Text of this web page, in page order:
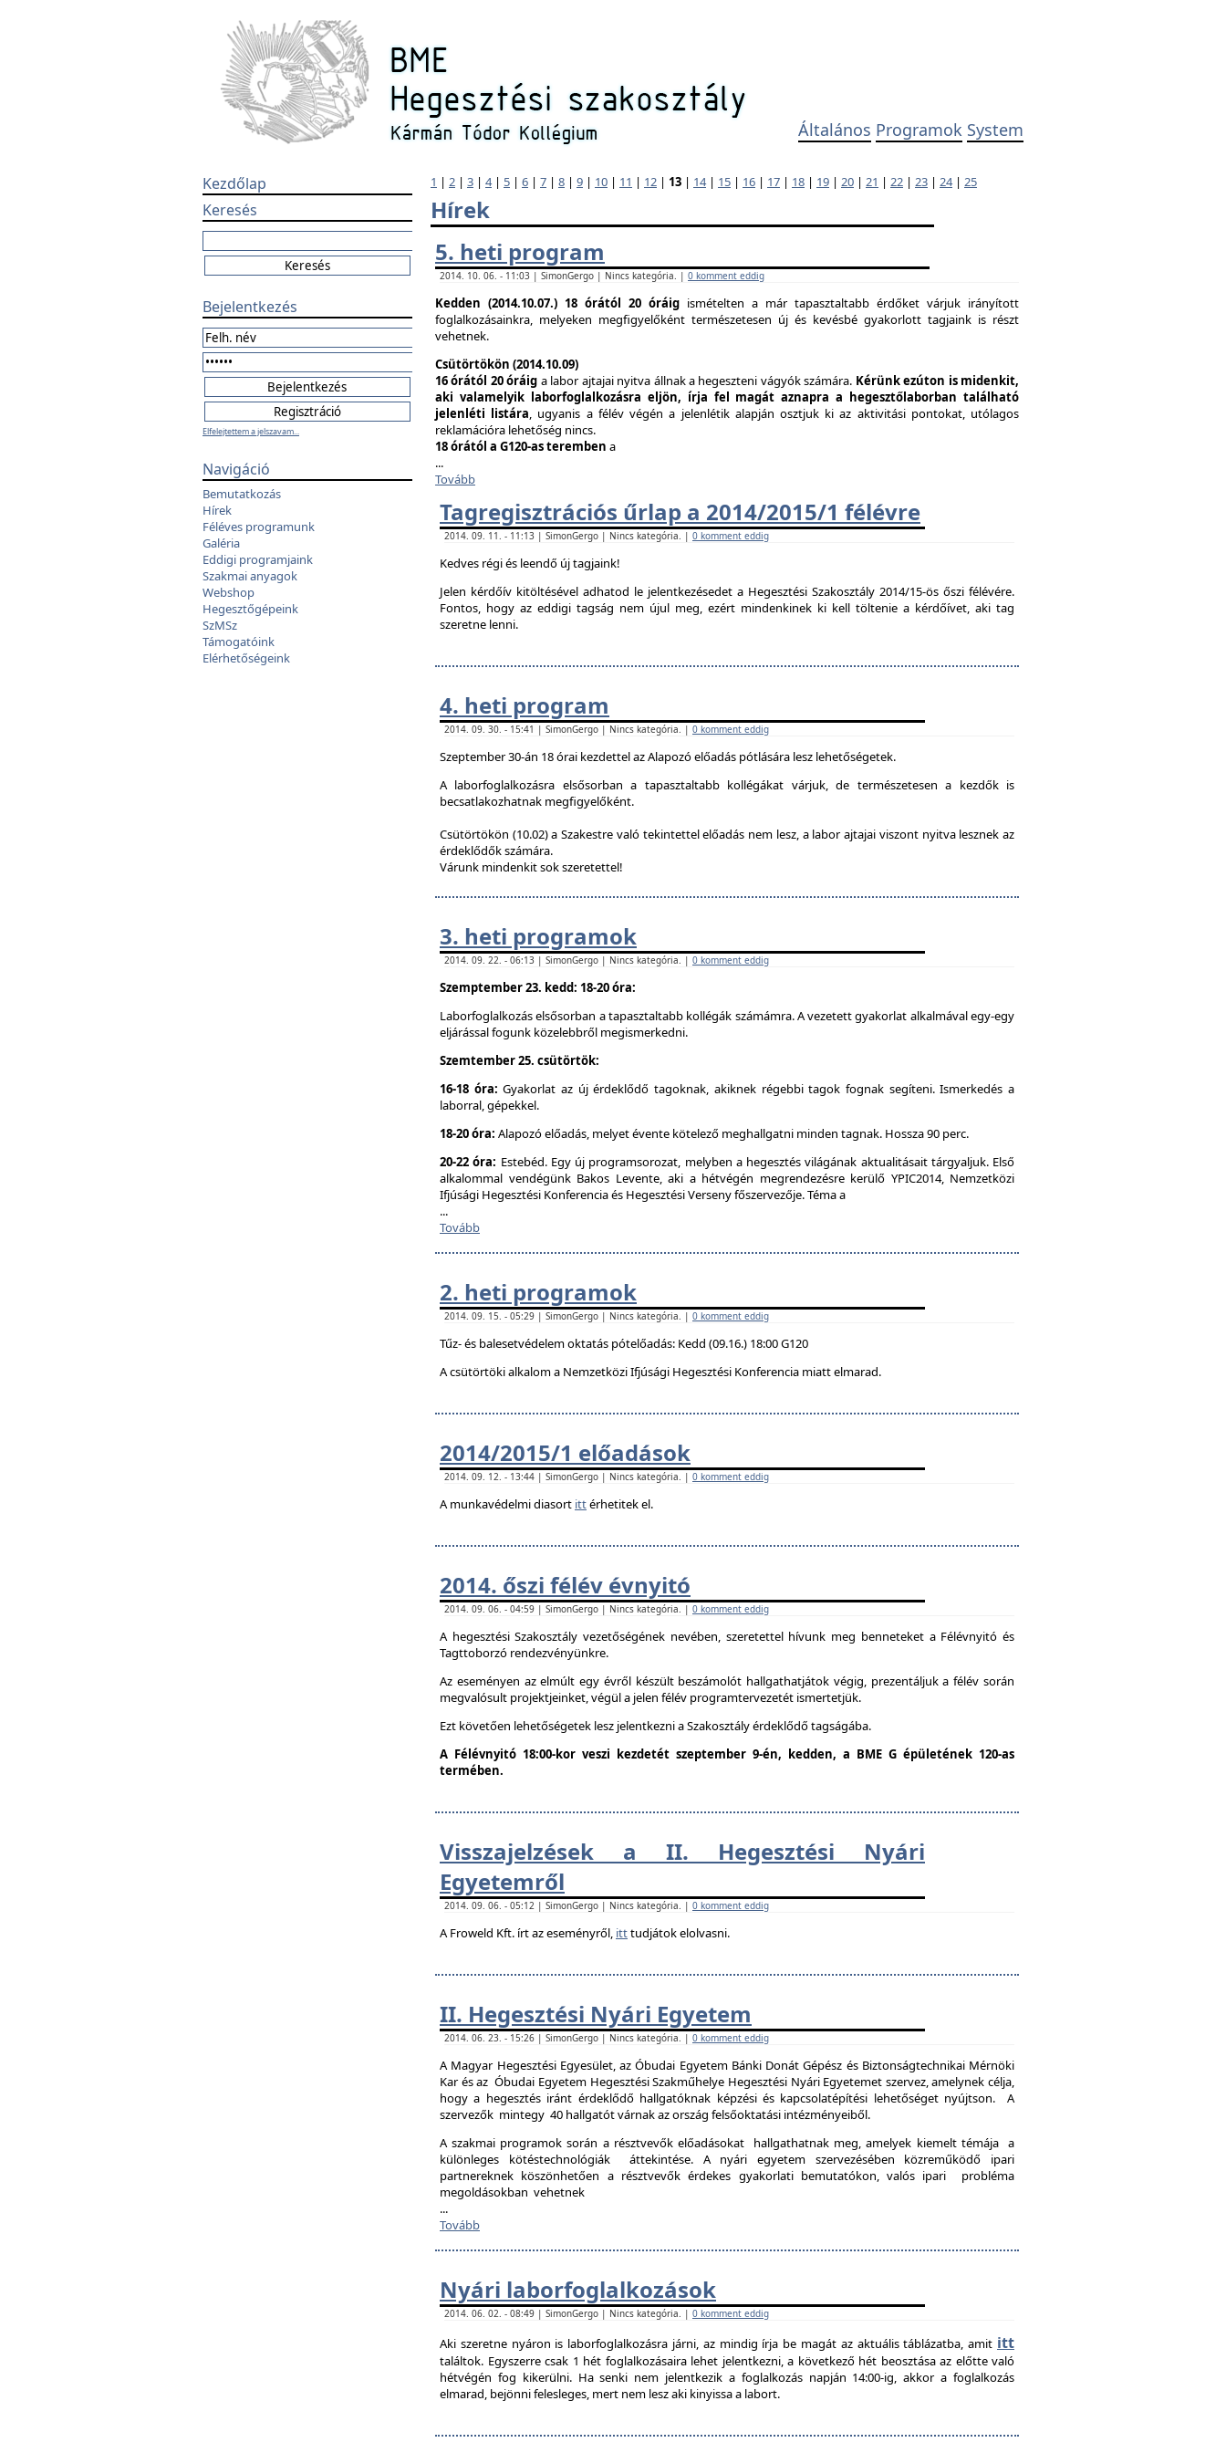
Általános Programok System
Kezdőlap
Keresés
Bejelentkezés
Elfelejtettem a jelszavam...
Navigáció
Bemutatkozás
Hírek
Féléves programunk
Galéria
Eddigi programjaink
Szakmai anyagok
Webshop
Hegesztőgépeink
SzMSz
Támogatóink
Elérhetőségeink
1 | 2 | 3 | 4| 5 | 6 | 7 | 8 | 9 | 10 | 11 | 12 | 13 | 14| 15 | 16 | 17 | 18 | 19 | 20 | 21 | 22 | 23 | 24| 25
Hírek
5. heti program
2014. 10. 06. - 11:03 | SimonGergo | Nincs kategória. | 0 komment eddig
Kedden (2014.10.07.) 18 órától 20 óráig ismételten a már tapasztaltabb érdőket várjuk irányított
foglalkozásainkra, melyeken megfigyelőként természetesen új és kevésbé gyakorlott tagjaink is részt
vehetnek.
Csütörtökön (2014.10.09)
16 órától 20 óráig a labor ajtajai nyitva állnak a hegeszteni vágyók számára. Kérünk ezúton is midenkit,
aki valamelyik laborfoglalkozásra eljön, írja fel magát aznapra a hegesztőlaborban található
jelenléti listára, ugyanis a félév végén a jelenlétik alapján osztjuk ki az aktivitási pontokat, utólagos
reklamációra lehetőség nincs.
18 órától a G120-as teremben a
...
Tovább
Tagregisztrációs űrlap a 2014/2015/1 félévre
2014. 09. 11. - 11:13 | SimonGergo | Nincs kategória. | 0 komment eddig
Kedves régi és leendő új tagjaink!
Jelen kérdőív kitöltésével adhatod le jelentkezésedet a Hegesztési Szakosztály 2014/15-ös őszi félévére.
Fontos, hogy az eddigi tagság nem újul meg, ezért mindenkinek ki kell töltenie a kérdőívet, aki tag
szeretne lenni.
4. heti program
2014. 09. 30. - 15:41 | SimonGergo | Nincs kategória. | 0 komment eddig
Szeptember 30-án 18 órai kezdettel az Alapozó előadás pótlására lesz lehetőségetek.
A laborfoglalkozásra elsősorban a tapasztaltabb kollégákat várjuk, de természetesen a kezdők is
becsatlakozhatnak megfigyelőként.
Csütörtökön (10.02) a Szakestre való tekintettel előadás nem lesz, a labor ajtajai viszont nyitva lesznek az
érdeklődők számára.
Várunk mindenkit sok szeretettel!
3. heti programok
2014. 09. 22. - 06:13 | SimonGergo | Nincs kategória. | 0 komment eddig
Szemptember 23. kedd: 18-20 óra:
Laborfoglalkozás elsősorban a tapasztaltabb kollégák számámra. A vezetett gyakorlat alkalmával egy-egy
eljárással fogunk közelebbről megismerkedni.
Szemtember 25. csütörtök:
16-18 óra: Gyakorlat az új érdeklődő tagoknak, akiknek régebbi tagok fognak segíteni. Ismerkedés a
laborral, gépekkel.
18-20 óra: Alapozó előadás, melyet évente kötelező meghallgatni minden tagnak. Hossza 90 perc.
20-22 óra: Estebéd. Egy új programsorozat, melyben a hegesztés világának aktualitásait tárgyaljuk. Első
alkalommal vendégünk Bakos Levente, aki a hétvégén megrendezésre kerülő YPIC2014, Nemzetközi
Ifjúsági Hegesztési Konferencia és Hegesztési Verseny főszervezője. Téma a
...
Tovább
2. heti programok
2014. 09. 15. - 05:29 | SimonGergo | Nincs kategória. | 0 komment eddig
Tűz- és balesetvédelem oktatás pótelőadás: Kedd (09.16.) 18:00 G120
A csütörtöki alkalom a Nemzetközi Ifjúsági Hegesztési Konferencia miatt elmarad.
2014/2015/1 előadások
2014. 09. 12. - 13:44 | SimonGergo | Nincs kategória. | 0 komment eddig
A munkavédelmi diasort ittérhetitek el.
2014. őszi félév évnyitó
2014. 09. 06. - 04:59 | SimonGergo | Nincs kategória. | 0 komment eddig
A hegesztési Szakosztály vezetőségének nevében, szeretettel hívunk meg benneteket a Félévnyitó és
Tagttoborzó rendezvényünkre.
Az eseményen az elmúlt egy évről készült beszámolót hallgathatjátok végig, prezentáljuk a félév során
megvalósult projektjeinket, végül a jelen félév programtervezetét ismertetjük.
Ezt követően lehetőségetek lesz jelentkezni a Szakosztály érdeklődő tagságába.
A Félévnyitó 18:00-kor veszi kezdetét szeptember 9-én, kedden, a BME G épületének 120-as
termében.
Visszajelzések a II. Hegesztési Nyári
Egyetemről
2014. 09. 06. - 05:12 | SimonGergo | Nincs kategória. | 0 komment eddig
A Froweld Kft. írt az eseményről, itttudjátok elolvasni.
II. Hegesztési Nyári Egyetem
2014. 06. 23. - 15:26 | SimonGergo | Nincs kategória. | 0 komment eddig
A Magyar Hegesztési Egyesület, az Óbudai Egyetem Bánki Donát Gépész és Biztonságtechnikai Mérnöki
Kar és az Óbudai Egyetem Hegesztési Szakműhelye Hegesztési Nyári Egyetemet szervez, amelynek célja,
hogy a hegesztés iránt érdeklődő hallgatóknak képzési és kapcsolatépítési lehetőséget nyújtson. A
szervezők mintegy 40 hallgatót várnak az ország felsőoktatási intézményeiből.
A szakmai programok során a résztvevők előadásokat hallgathatnak meg, amelyek kiemelt témája a
különleges kötéstechnológiák áttekintése. A nyári egyetem szervezésében közreműködő ipari
partnereknek köszönhetően a résztvevők érdekes gyakorlati bemutatókon, valós ipari probléma
megoldásokban vehetnek
...
Tovább
Nyári laborfoglalkozások
2014. 06. 02. - 08:49 | SimonGergo | Nincs kategória. | 0 komment eddig
Aki szeretne nyáron is laborfoglalkozásra járni, az mindig írja be magát az aktuális táblázatba, amit itt
találtok. Egyszerre csak 1 hét foglalkozásaira lehet jelentkezni, a következő hét beosztása az előtte való
hétvégén fog kikerülni. Ha senki nem jelentkezik a foglalkozás napján 14:00-ig, akkor a foglalkozás
elmarad, bejönni felesleges, mert nem lesz aki kinyissa a labort.